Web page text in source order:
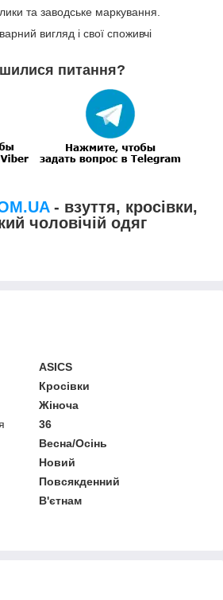
та заводське маркування.
вигляд і свої споживчі
питання?
- взуття, кросівки,
чоловічій одяг
ASICS
Кросівки
Жіноча
36
Весна/Осінь
Новий
Повсякденний
В'єтнам